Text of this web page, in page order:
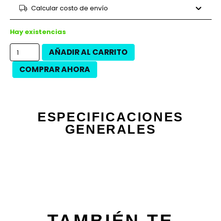
12 cuotas $330.600
9 cuotasCalcular costo de envío
Hay existencias
AÑADIR AL CARRITO
COMPRAR AHORA
ESPECIFICACIONES
GENERALES